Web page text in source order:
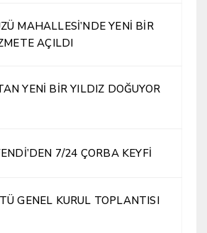
MAHALLESİ’NDE YENİ BİR
AÇILDI
YENİ BİR YILDIZ DOĞUYOR
7/24 ÇORBA KEYFİ
GENEL KURUL TOPLANTISI